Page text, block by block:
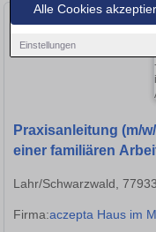
Alle Cookies
Einstellungen
Praxisanleitung (m/
einer familiären
Lahr/Schwarzwald, 77933
Firma:aczepta Haus im